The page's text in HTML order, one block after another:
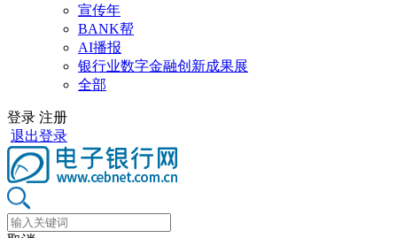
宣传年
BANK帮
AI播报
银行业数字金融创新成果展
全部
登录 注册
退出登录